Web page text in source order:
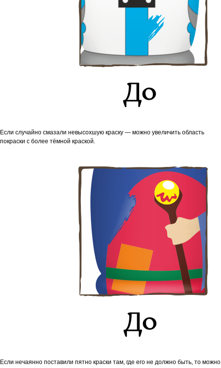
Если случайно смазали невысохшую краску — можно увеличить область
покраски с более тёмной краской.
Если нечаянно поставили пятно краски там, где его не должно быть, то можно